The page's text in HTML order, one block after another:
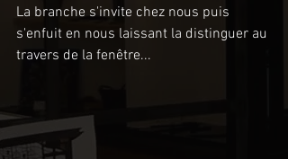
La branche s'invite chez nous puis
s'enfuit en nous laissant la distinguer au
travers de la fenêtre...